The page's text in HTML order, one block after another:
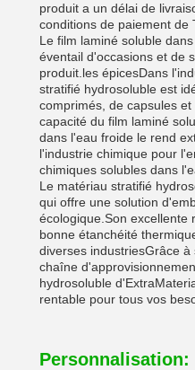
produit a un délai de
conditions de paiement de
Le film laminé soluble
éventail d'occasions et de
produit.les épicesDans
stratifié hydrosoluble est
comprimés, de capsules
capacité du film laminé
dans l'eau froide le rend
l'industrie chimique pour
chimiques solubles dans
Le matériau stratifié
qui offre une solution
écologique.Son excellente
bonne étanchéité
diverses industriesGrâce
chaîne
hydrosoluble
rentable pour tous vos
Personnalisation: